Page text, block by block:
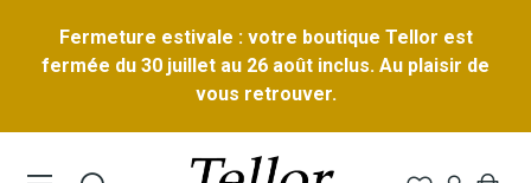
Fermeture estivale : votre boutique Tellor est
fermée du 30 juillet au 26 août inclus. Au plaisir de
vous retrouver.